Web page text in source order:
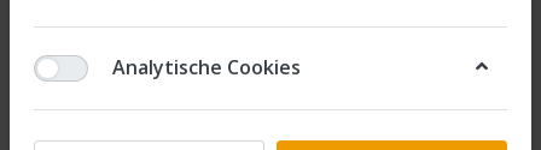
Analytische Cookies